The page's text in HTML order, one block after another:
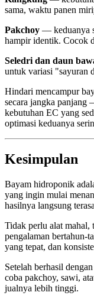
sama, waktu panen
Pakchoy — keduanya
hampir identik. Cocok
Seledri dan daun
untuk variasi "sayuran
Hindari mencampur
secara jangka panjang
kebutuhan EC yang
optimasi keduanya
Kesimpulan
Bayam hidroponik
yang ingin mulai
hasilnya langsung
Tidak perlu alat mahal,
pengalaman bertahun-
yang tepat, dan
Setelah berhasil
coba pakchoy, sawi,
jualnya lebih tinggi.